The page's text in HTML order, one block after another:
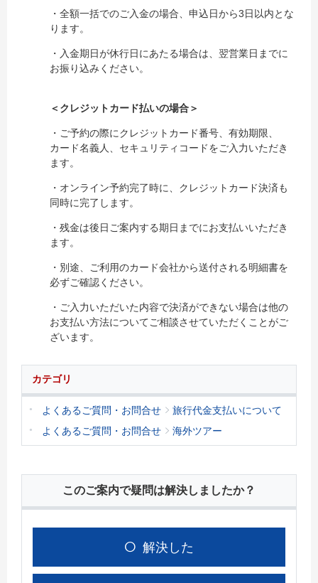
・全額一括でのご入金の場合、申込日から3日以内とな
ります。
・入金期日が休行日にあたる場合は、翌営業日までに
お振り込みください。
＜クレジットカード払いの場合＞
・ご予約の際にクレジットカード番号、有効期限、
カード名義人、セキュリティコードをご入力いただき
ます。
・オンライン予約完了時に、クレジットカード決済も
同時に完了します。
・残金は後日ご案内する期日までにお支払いいただき
ます。
・別途、ご利用のカード会社から送付される明細書を
必ずご確認ください。
・ご入力いただいた内容で決済ができない場合は他の
お支払い方法についてご相談させていただくことがご
ざいます。
カテゴリ
よくあるご質問・お問合せ
旅行代金支払いについて
よくあるご質問・お問合せ
海外ツアー
このご案内で疑問は解決しましたか？
解決した